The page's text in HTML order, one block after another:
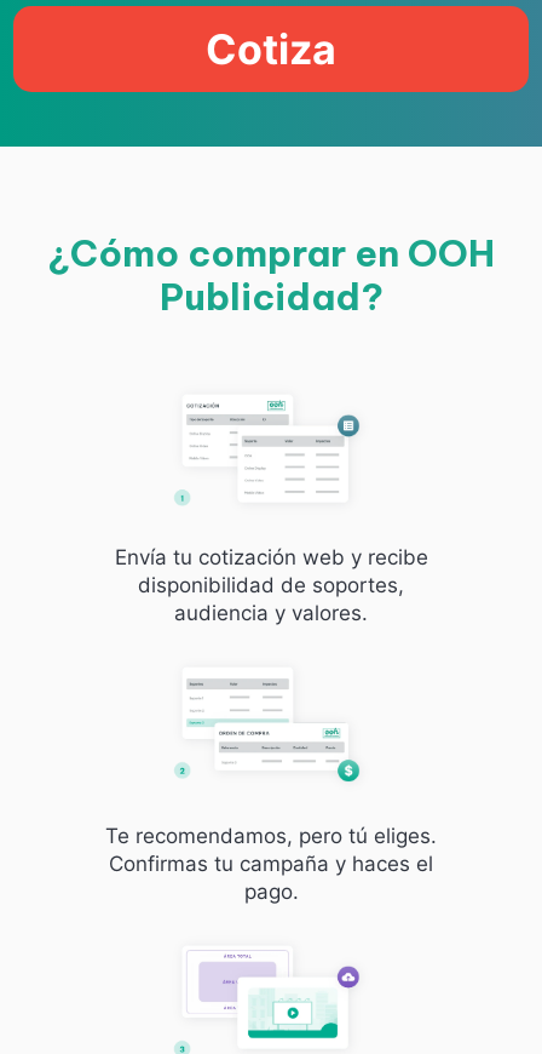
Cotiza
¿Cómo comprar en OOH
Publicidad?
Envía tu cotización web y recibe
disponibilidad de soportes,
audiencia y valores.
Te recomendamos, pero tú eliges.
Confirmas tu campaña y haces el
pago.